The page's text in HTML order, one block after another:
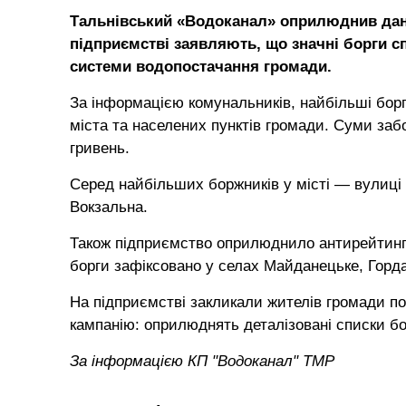
Тальнівський «Водоканал» оприлюднив
підприємстві заявляють, що значні борги
системи водопостачання громади.
За інформацією комунальників, найбільші
міста та населених пунктів громади. Суми
гривень.
Серед найбільших боржників у місті —
Вокзальна.
Також підприємство оприлюднило
борги зафіксовано у селах Майданецьке,
На підприємстві закликали жителів громади
кампанію: оприлюднять деталізовані списки
За інформацією КП "Водоканал" ТМР